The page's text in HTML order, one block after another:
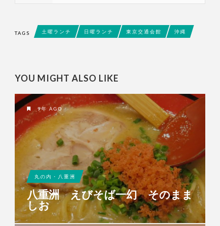
TAGS 土曜ランチ 日曜ランチ 東京交通会館 沖縄
YOU MIGHT ALSO LIKE
9年 AGO
丸の内・八重洲
八重洲 えびそば一幻 そのまま
しお